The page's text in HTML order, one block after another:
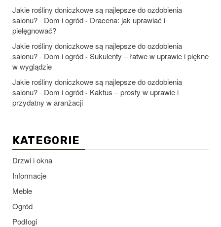
Jakie rośliny doniczkowe są najlepsze do ozdobienia
salonu? - Dom i ogród - Dracena: jak uprawiać i
pielęgnować?
Jakie rośliny doniczkowe są najlepsze do ozdobienia
salonu? - Dom i ogród - Sukulenty – łatwe w uprawie i piękne
w wyglądzie
Jakie rośliny doniczkowe są najlepsze do ozdobienia
salonu? - Dom i ogród - Kaktus – prosty w uprawie i
przydatny w aranżacji
KATEGORIE
Drzwi i okna
Informacje
Meble
Ogród
Podłogi